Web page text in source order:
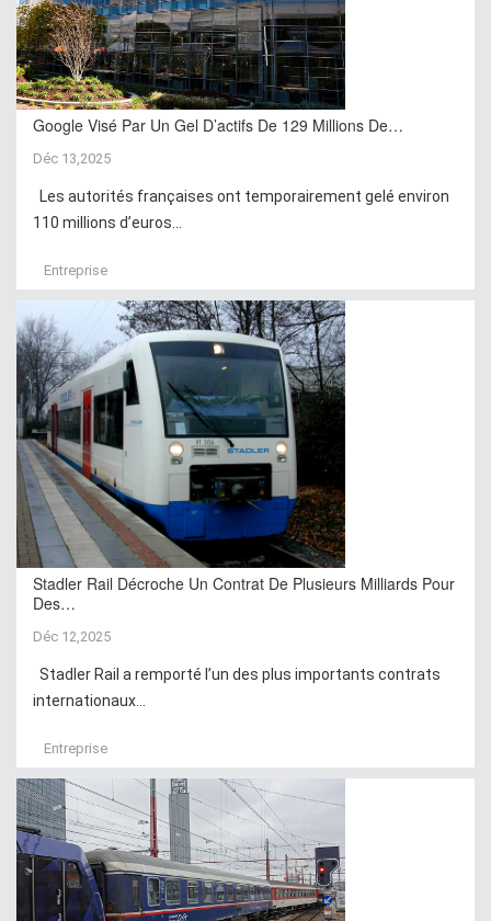
Google Visé Par Un Gel D’actifs De 129 Millions De…
Déc 13,2025
Les autorités françaises ont temporairement gelé environ
110 millions d’euros...
Entreprise
Stadler Rail Décroche Un Contrat De Plusieurs Milliards Pour
Des…
Déc 12,2025
Stadler Rail a remporté l’un des plus importants contrats
internationaux...
Entreprise